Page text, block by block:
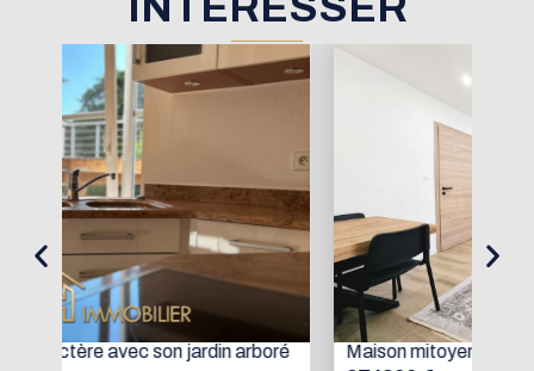
Maison mitoyenne avec jardin